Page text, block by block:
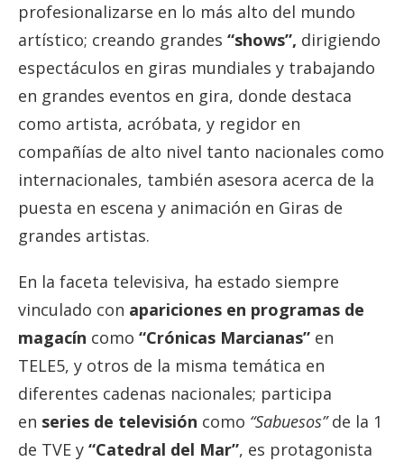
profesionalizarse en lo más alto del mundo
artístico; creando grandes “shows”, dirigiendo
espectáculos en giras mundiales y trabajando
en grandes eventos en gira, donde destaca
como artista, acróbata, y regidor en
compañías de alto nivel tanto nacionales como
internacionales, también asesora acerca de la
puesta en escena y animación en Giras de
grandes artistas.
En la faceta televisiva, ha estado siempre
vinculado con apariciones en programas de
magacín como “Crónicas Marcianas” en
TELE5, y otros de la misma temática en
diferentes cadenas nacionales; participa
en series de televisión como “Sabuesos”de la 1
de TVE y “Catedral del Mar”, es protagonista